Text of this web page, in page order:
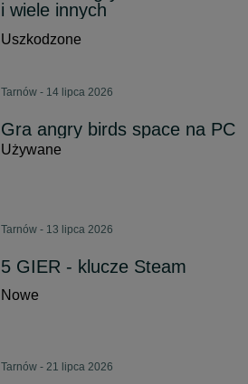
i wiele innych
Uszkodzone
Tarnów - 14 lipca 2026
Gra angry birds space na PC
Używane
Tarnów - 13 lipca 2026
5 GIER - klucze Steam
Nowe
Tarnów - 21 lipca 2026